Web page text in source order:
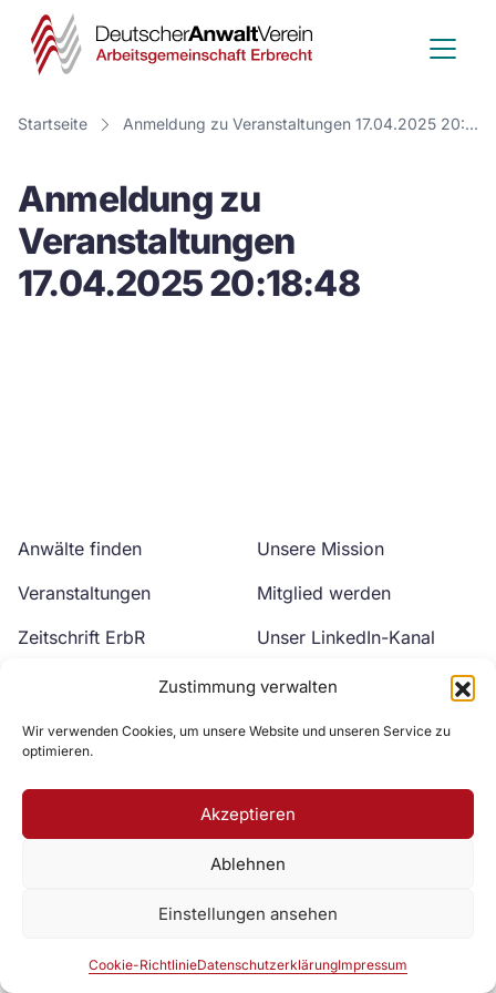
Zustimmung verwalten
Wir verwenden Cookies, um unsere Website und unseren Service zu
optimieren.
Akzeptieren
Ablehnen
Einstellungen ansehen
Cookie-RichtlinieDatenschutzerklärungImpressum
Deutscher
Anwalt
Verein
Startseite Anmeldung zu Veranstaltungen 17.04.2025 20:18:48
Anmeldung zu
Veranstaltungen
17.04.2025 20:18:48
Anwälte finden
Veranstaltungen
Zeitschrift ErbR
Unsere Mission
Mitglied werden
Unser LinkedIn-Kanal
Unser YouTube-Kanal
Zur DAV Webseite